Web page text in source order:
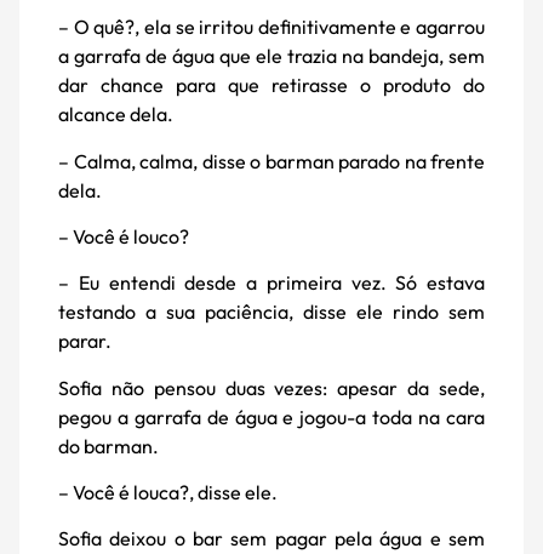
– O quê?, ela se irritou definitivamente e agarrou
a garrafa de água que ele trazia na bandeja, sem
dar chance para que retirasse o produto do
alcance dela.
– Calma, calma, disse o barman parado na frente
dela.
– Você é louco?
– Eu entendi desde a primeira vez. Só estava
testando a sua paciência, disse ele rindo sem
parar.
Sofia não pensou duas vezes: apesar da sede,
pegou a garrafa de água e jogou-a toda na cara
do barman.
– Você é louca?, disse ele.
Sofia deixou o bar sem pagar pela água e sem